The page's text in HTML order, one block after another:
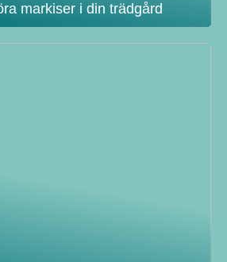
markiser i din trädgård